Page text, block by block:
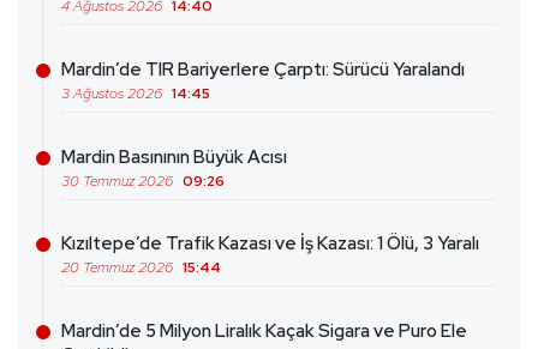
4 Ağustos 2026 14:40
Mardin’de TIR Bariyerlere Çarptı: Sürücü Yaralandı
3 Ağustos 2026 14:45
Mardin Basınının Büyük Acısı
30 Temmuz 2026 09:26
Kızıltepe’de Trafik Kazası ve İş Kazası: 1 Ölü, 3 Yaralı
20 Temmuz 2026 15:44
Mardin’de 5 Milyon Liralık Kaçak Sigara ve Puro Ele